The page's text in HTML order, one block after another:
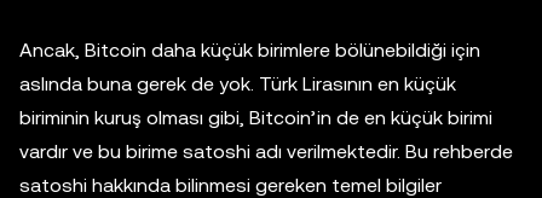
Ancak, Bitcoin daha küçük birimlere bölünebildiği için
aslında buna gerek de yok. Türk Lirasının en küçük
biriminin kuruş olması gibi, Bitcoin’in de en küçük birimi
vardır ve bu birime satoshi adı verilmektedir. Bu rehberde
satoshi hakkında bilinmesi gereken temel bilgiler